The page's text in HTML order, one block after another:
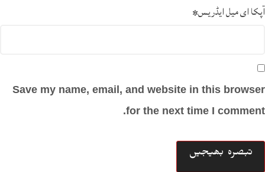
آپکا ای میل ایڈریس*
Save my name, email, and website in this browser
for the next time I comment.